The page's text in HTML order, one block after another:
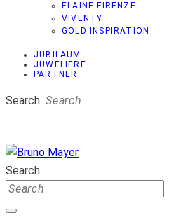
ELAINE FIRENZE
VIVENTY
GOLD INSPIRATION
JUBILÄUM
JUWELIERE
PARTNER
Search
Search